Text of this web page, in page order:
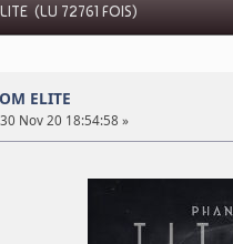
(LU 72761 FOIS)
ELITE
Nov 20 18:54:58 »